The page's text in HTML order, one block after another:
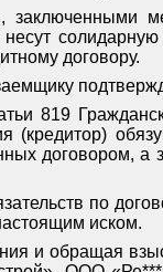
несут
договору.
819
(кредитор)
договором,
по
иском.
и обращая